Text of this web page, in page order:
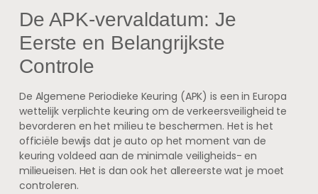
De APK-vervaldatum: Je
Eerste en Belangrijkste
Controle
De Algemene Periodieke Keuring (APK) is een in Europa
wettelijk verplichte keuring om de verkeersveiligheid te
bevorderen en het milieu te beschermen. Het is het
officiële bewijs dat je auto op het moment van de
keuring voldeed aan de minimale veiligheids- en
milieueisen. Het is dan ook het allereerste wat je moet
controleren.